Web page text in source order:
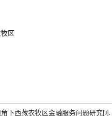
区
下西藏农牧区金融服务问题研究[J].